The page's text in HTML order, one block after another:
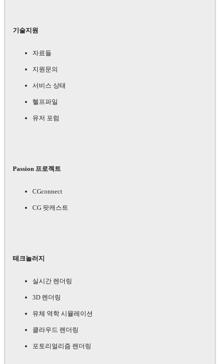
기술지원
자료들
지원문의
서비스 상태
헬프파일
유저 포럼
Passion 프로젝트
CGconnect
CG 팟캐스트
테크놀러지
실시간 렌더링
3D 렌더링
유체 역학 시뮬레이션
클라우드 렌더링
포토리얼리즘 렌더링